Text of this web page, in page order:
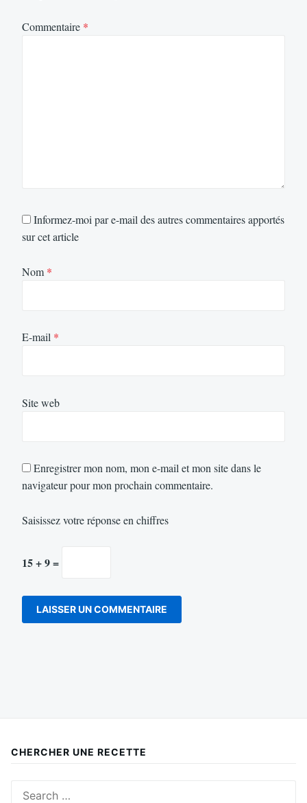
Commentaire *
Informez-moi par e-mail des autres commentaires apportés
sur cet article
Nom *
E-mail *
Site web
Enregistrer mon nom, mon e-mail et mon site dans le
navigateur pour mon prochain commentaire.
Saisissez votre réponse en chiffres
15 + 9 =
CHERCHER UNE RECETTE